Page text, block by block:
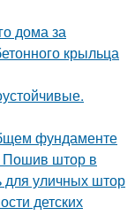
дома за
крыльца
фундаменте
Пошив штор в
для уличных штор
детских